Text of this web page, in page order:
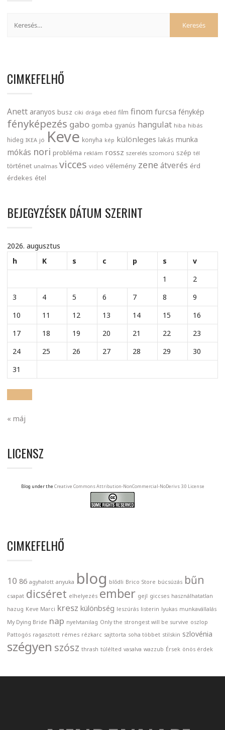
CIMKEFELHŐ
Anett aranyos busz ciki drága ebéd film finom furcsa fénykép
fényképezés gabo gomba gyanús hangulat hiba hibás
hideg IKEA jó Keve konyha kép különleges lakás munka
mókás nori probléma reklám rossz szerelés szomorú szép tél
történet unalmas vicces videó vélemény zene átverés érd
érdekes étel
BEJEGYZÉSEK DÁTUM SZERINT
2026. augusztus
h
K s c p s
v
1
2
3
4 5 6 7 8
9
10
11 12 13 14 15
16
17
18 19 20 21 22
23
24
25 26 27 28 29
30
31
« máj
LICENSZ
Blog under the Creative Commons Attribution-NonCommercial-NoDerivs 3.0 License
CIMKEFELHŐ
10 86 agyhalott anyuka blog blődli Brico Store búcsúzás bűn
csapat dicséret elhelyezés ember gejl giccses használhatatlan
hazug Keve Marci kresz különbség leszúrás listerin lyukas munkavállalás
My Dying Bride nap nyelvtanilag Only the strongest will be survive oszlop
Pattogós ragasztott rémes rézkarc sajttorta soha többet stilskin szlovénia
szégyen szósz thrash túlélted vasalva wazzub Érsek önös érdek